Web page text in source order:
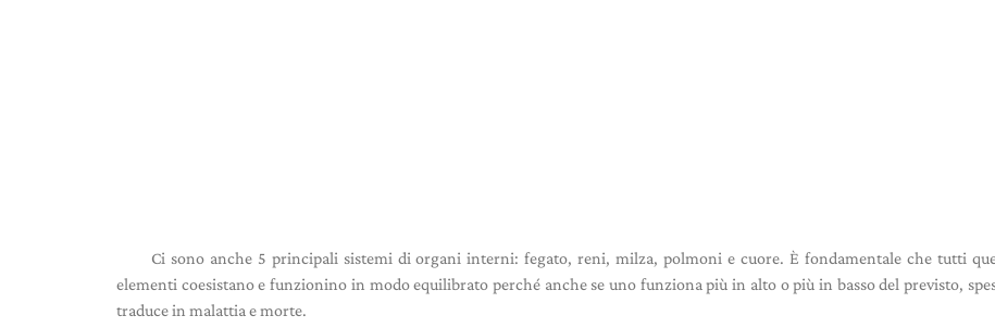
Ci sono anche 5 principali sistemi di organi interni: fegato, reni, milza, polmoni e cuore. È fondamentale che tutti
elementi coesistano e funzionino in modo equilibrato perché anche se uno funziona più in alto o più in basso del previsto,
traduce in malattia e morte.